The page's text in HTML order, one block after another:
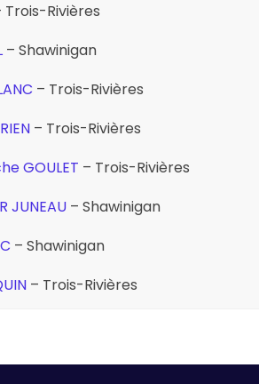
Trois-Rivières
– Shawinigan
– Trois-Rivières
– Trois-Rivières
GOULET – Trois-Rivières
JUNEAU – Shawinigan
– Shawinigan
– Trois-Rivières